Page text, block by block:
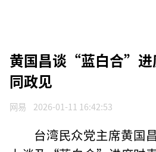
黄国昌谈“蓝白合”进
同政见
网易 2026-01-11 16:42:53
台湾民众党主席黄国